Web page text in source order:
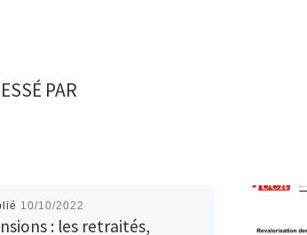
PAR
10/10/2022
: les retraités,